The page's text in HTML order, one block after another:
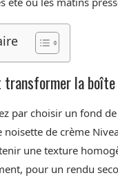
transformer la
par choisir un fond
noisette de crème
une texture
pour un rendu